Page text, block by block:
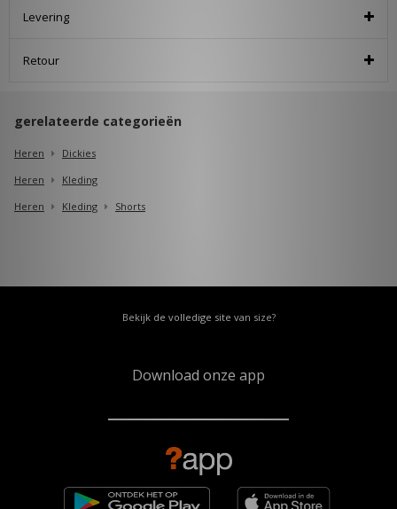
Levering
Retour
gerelateerde categorieën
Heren
Dickies
Heren
Kleding
Heren
Kleding Shorts
Bekijk de volledige site van size?
Download onze app